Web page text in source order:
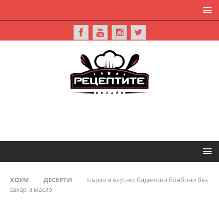
ХОУМ ДЕСЕРТИ
Бързо и вкусно: бадемови бонбони без
захар и масло